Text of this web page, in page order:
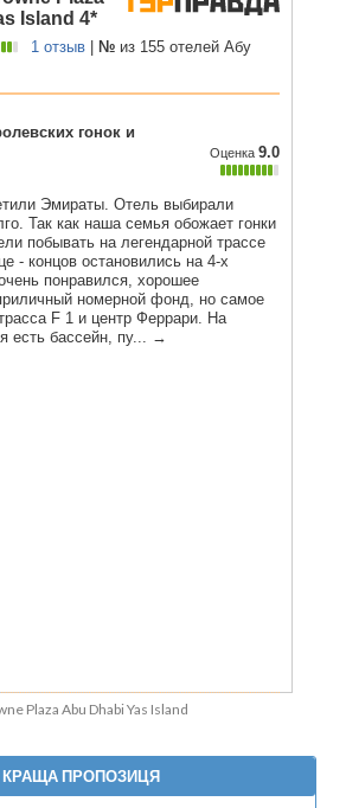
Plaza Abu Dhabi Yas Island
КРАЩА ПРОПОЗИЦЯ